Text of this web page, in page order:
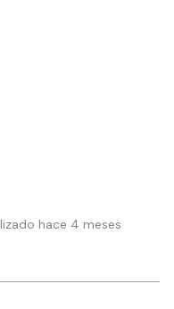
hace 4 meses